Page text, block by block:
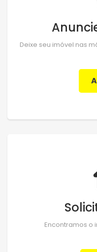
Deixe seu imóvel nas
Encontramos o